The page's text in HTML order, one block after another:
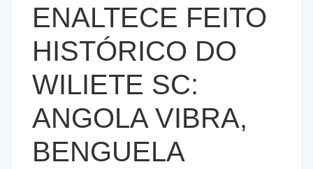
ENALTECE FEITO
HISTÓRICO DO
WILIETE SC:
ANGOLA VIBRA,
BENGUELA